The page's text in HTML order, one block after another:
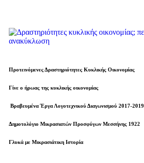
Προτεινόμενες Δραστηριότητες Κυκλικής Οικονομίας
Γίνε ο ήρωας της κυκλικής οικονομίας
Βραβευµένα Έργα Λογοτεχνικού Διαγωνισμού 2017-2019
Δημοτολόγιο Μικρασιατών Προσφύγων Μεσσήνης 1922
Γλυκά με Μικρασιάτικη Ιστορία